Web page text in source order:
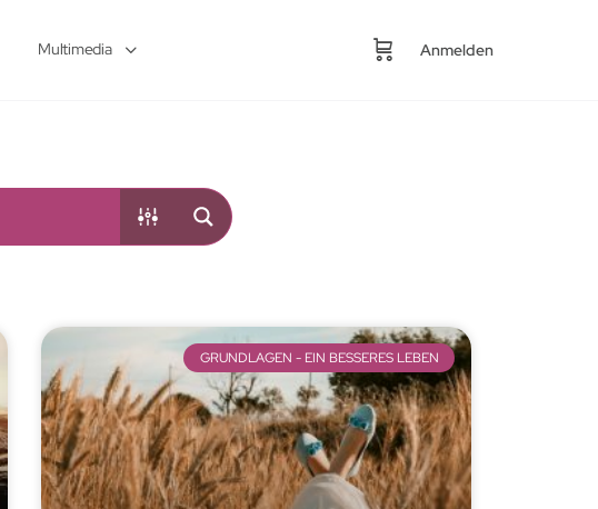
Multimedia Anmelden
GRUNDLAGEN - EIN BESSERES LEBEN